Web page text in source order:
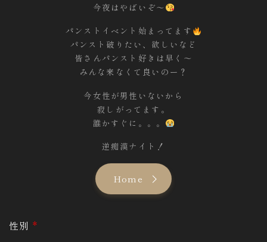
今夜はやばいぞ〜
パンストイベント始まってます
パンスト破りたい、欲しいなど
皆さんパンスト好きは早く〜
みんな来なくて良いのー？
今女性が男性いないから
寂しがってます。
誰かすぐに。。。
逆痴漢ナイト！
Home
性別 *